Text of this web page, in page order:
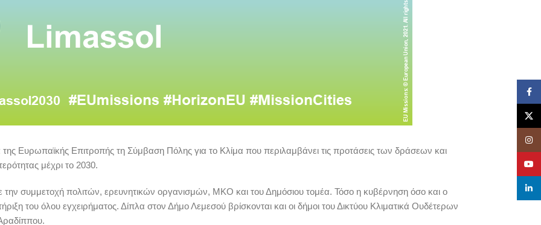
Ευρωπαϊκής Επιτροπής τη Σύμβαση Πόλης για το Κλίμα που περιλαμβάνει τις προτάσεις των δράσεων και
μέχρι το 2030.
συμμετοχή πολιτών, ερευνητικών οργανισμών, ΜΚΟ και του Δημόσιου τομέα. Τόσο η κυβέρνηση όσο και ο
του όλου εγχειρήματος. Δίπλα στον Δήμο Λεμεσού βρίσκονται και οι δήμοι του Δικτύου Κλιματικά Ουδέτερων